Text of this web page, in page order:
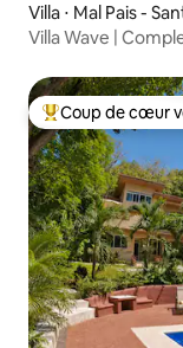
Villa ⋅ Mal Pais -
Villa Wave |
Coups de cœur
Coup de cœur